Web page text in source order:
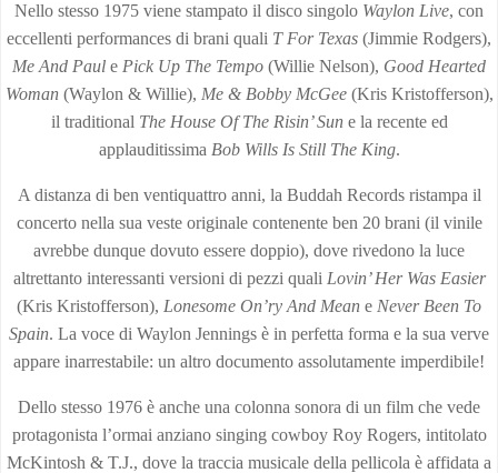
Nello stesso 1975 viene stampato il disco singolo Waylon Live, con
eccellenti performances di brani quali T For Texas (Jimmie Rodgers),
Me And Paul e Pick Up The Tempo (Willie Nelson), Good Hearted
Woman(Waylon & Willie), Me & Bobby McGee(Kris Kristofferson),
il traditional The House Of The Risin’ Sune la recente ed
applauditissima Bob Wills Is Still The King.
A distanza di ben ventiquattro anni, la Buddah Records ristampa il
concerto nella sua veste originale contenente ben 20 brani (il vinile
avrebbe dunque dovuto essere doppio), dove rivedono la luce
altrettanto interessanti versioni di pezzi quali Lovin’ Her Was Easier
(Kris Kristofferson), Lonesome On’ry And Mean e Never Been To
Spain. La voce di Waylon Jennings è in perfetta forma e la sua verve
appare inarrestabile: un altro documento assolutamente imperdibile!
Dello stesso 1976 è anche una colonna sonora di un film che vede
protagonista l’ormai anziano singing cowboy Roy Rogers, intitolato
McKintosh & T.J., dove la traccia musicale della pellicola è affidata a